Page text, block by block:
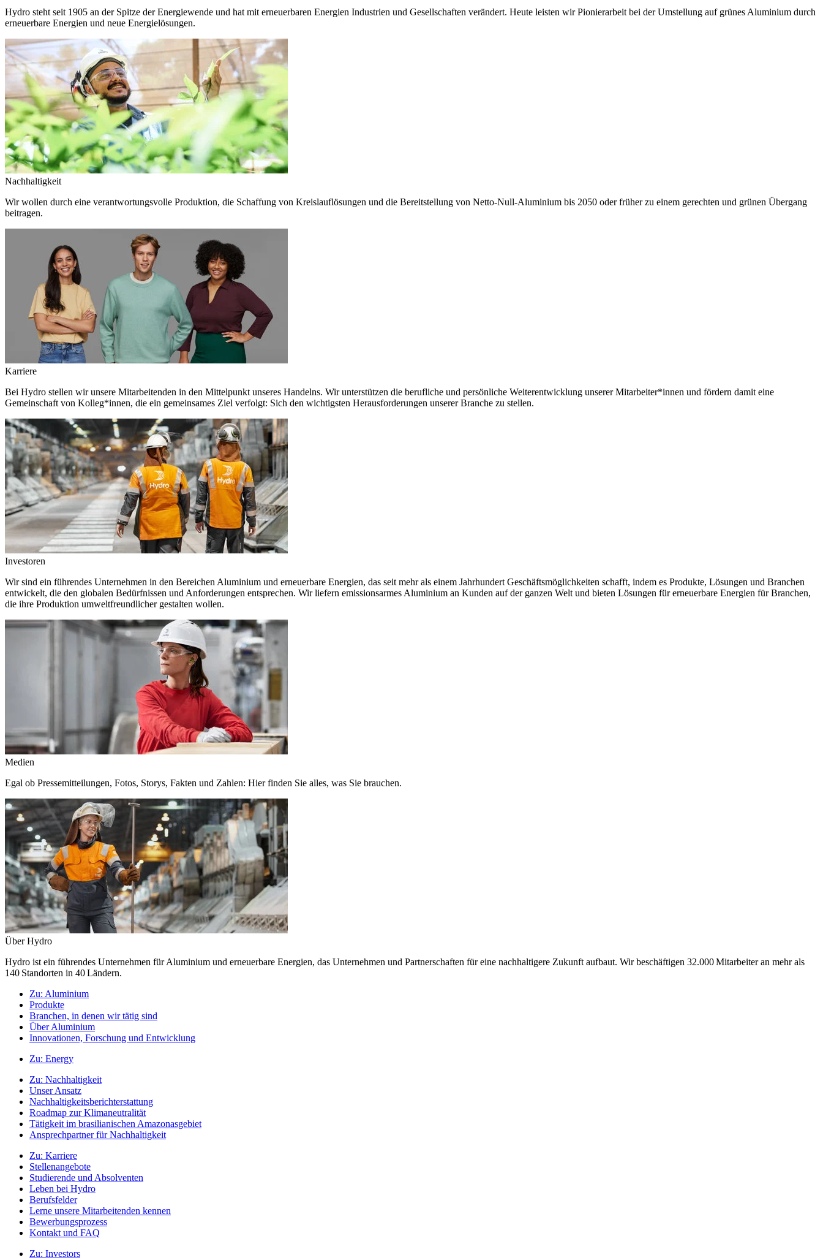
Hydro steht seit 1905 an der Spitze der Energiewende und hat mit erneuerbaren Energien Industrien und Gesellschaften verändert. Heute leisten wir Pionierarbeit bei der Umstellung auf grünes Aluminium durch
erneuerbare Energien und neue Energielösungen.
Nachhaltigkeit
Wir wollen durch eine verantwortungsvolle Produktion, die Schaffung von Kreislauflösungen und die Bereitstellung von Netto-Null-Aluminium bis 2050 oder früher zu einem gerechten und grünen Übergang
beitragen.
Karriere
Bei Hydro stellen wir unsere Mitarbeitenden in den Mittelpunkt unseres Handelns. Wir unterstützen die berufliche und persönliche Weiterentwicklung unserer Mitarbeiter*innen und fördern damit eine
Gemeinschaft von Kolleg*innen, die ein gemeinsames Ziel verfolgt: Sich den wichtigsten Herausforderungen unserer Branche zu stellen.
Investoren
Wir sind ein führendes Unternehmen in den Bereichen Aluminium und erneuerbare Energien, das seit mehr als einem Jahrhundert Geschäftsmöglichkeiten schafft, indem es Produkte, Lösungen und Branchen
entwickelt, die den globalen Bedürfnissen und Anforderungen entsprechen. Wir liefern emissionsarmes Aluminium an Kunden auf der ganzen Welt und bieten Lösungen für erneuerbare Energien für Branchen,
die ihre Produktion umweltfreundlicher gestalten wollen.
Medien
Egal ob Pressemitteilungen, Fotos, Storys, Fakten und Zahlen: Hier finden Sie alles, was Sie brauchen.
Über Hydro
Hydro ist ein führendes Unternehmen für Aluminium und erneuerbare Energien, das Unternehmen und Partnerschaften für eine nachhaltigere Zukunft aufbaut. Wir beschäftigen 32.000 Mitarbeiter an mehr als
140 Standorten in 40 Ländern.
Zu: Aluminium
Produkte
Branchen, in denen wir tätig sind
Über Aluminium
Innovationen, Forschung und Entwicklung
Zu: Energy
Zu: Nachhaltigkeit
Unser Ansatz
Nachhaltigkeitsberichterstattung
Roadmap zur Klimaneutralität
Tätigkeit im brasilianischen Amazonasgebiet
Ansprechpartner für Nachhaltigkeit
Zu: Karriere
Stellenangebote
Studierende und Absolventen
Leben bei Hydro
Berufsfelder
Lerne unsere Mitarbeitenden kennen
Bewerbungsprozess
Kontakt und FAQ
Zu: Investors